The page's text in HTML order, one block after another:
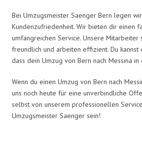
Bei Umzugsmeister Saenger Bern legen
Kundenzufriedenheit. Wir bieten dir einen
umfangreichen Service. Unsere Mitarbeiter
freundlich und arbeiten effizient. Du kannst
dass dein Umzug von Bern nach Messina in
Wenn du einen Umzug von Bern nach
uns noch heute für eine unverbindliche
selbst von unserem professionellen
Umzugsmeister Saenger sein!